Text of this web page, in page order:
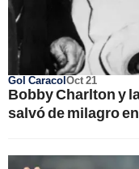
Gol CaracolOct 21
Bobby Charlton y
salvó de milagro